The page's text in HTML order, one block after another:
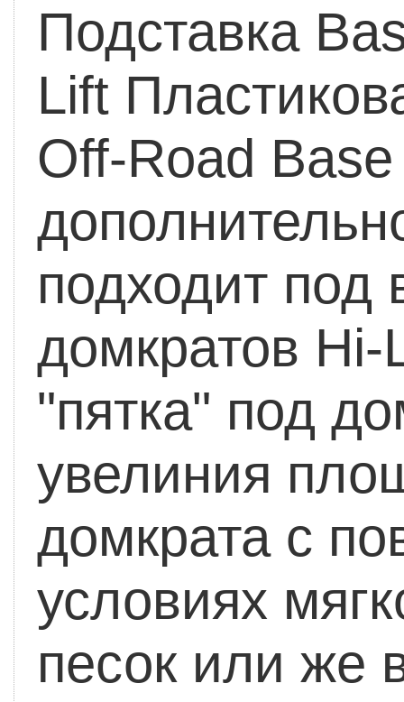
Подставка
Lift
Off-Road
подходит под
домкратов Hi-
"пятка" под
увелиния
домкрата с
условиях
песок или же